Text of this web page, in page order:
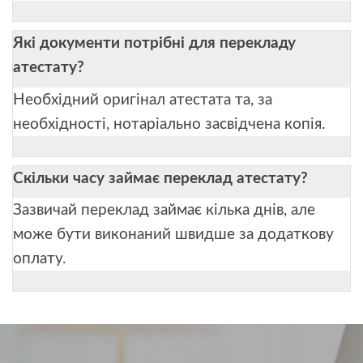
Які документи потрібні для перекладу
атестату?
Необхідний оригінал атестата та, за
необхідності, нотаріально засвідчена копія.
Скільки часу займає переклад атестату?
Зазвичай переклад займає кілька днів, але
може бути виконаний швидше за додаткову
оплату.